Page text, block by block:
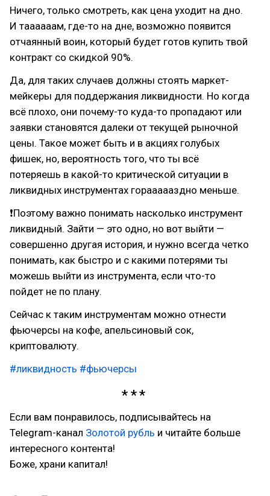
Ничего, только смотреть, как цена уходит на дно.
И таааааам, где-то на дне, возможно появится
отчаянный воин, который будет готов купить твой
контракт со скидкой 90%.
Да, для таких случаев должны стоять маркет-
мейкеры для поддержания ликвидности. Но когда
всё плохо, они почему-то куда-то пропадают или
заявки становятся далеки от текущей рыночной
цены. Такое может быть и в акциях голубых
фишек, но, вероятность того, что ты всё
потеряешь в какой-то критической ситуации в
ликвидных инструментах гораааааздно меньше.
❗Поэтому важно понимать насколько инструмент
ликвидный. Зайти — это одно, но вот выйти —
совершенно другая история, и нужно всегда четко
понимать, как быстро и с какими потерями ты
можешь выйти из инструмента, если что-то
пойдет не по плану.
Сейчас к таким инструментам можно отнести
фьючерсы на кофе, апельсиновый сок,
криптовалюту.
#ликвидность #фьючерсы
Если вам понравилось, подписывайтесь на
Telegram-канал Золотой рубль и читайте больше
интересного контента!
Боже, храни капитал!